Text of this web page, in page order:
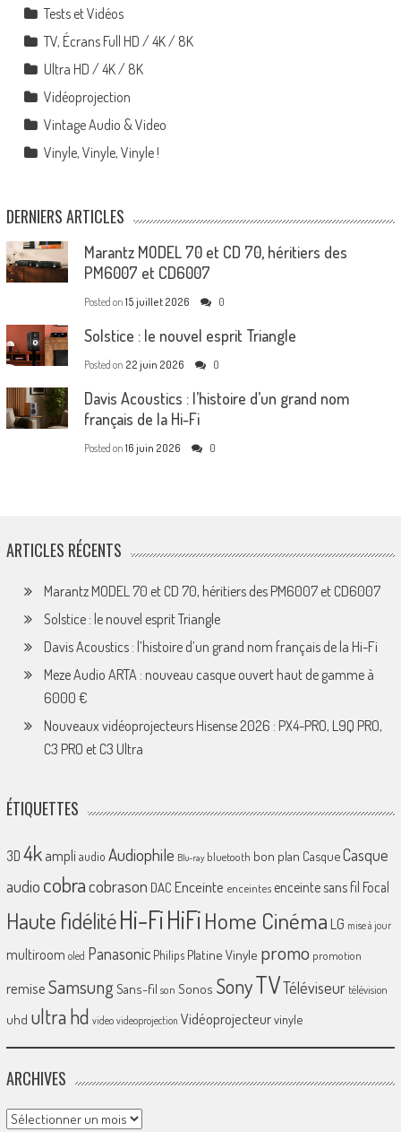
Tests et Vidéos
TV, Écrans Full HD / 4K / 8K
Ultra HD / 4K / 8K
Vidéoprojection
Vintage Audio & Video
Vinyle, Vinyle, Vinyle !
DERNIERS ARTICLES
Marantz MODEL 70 et CD 70, héritiers des
PM6007 et CD6007
Posted on 15 juillet 2026 0
Solstice : le nouvel esprit Triangle
Posted on 22 juin 2026 0
Davis Acoustics : l’histoire d’un grand nom
français de la Hi-Fi
Posted on 16 juin 2026 0
ARTICLES RÉCENTS
Marantz MODEL 70 et CD 70, héritiers des PM6007 et CD6007
Solstice : le nouvel esprit Triangle
Davis Acoustics : l’histoire d’un grand nom français de la Hi-Fi
Meze Audio ARTA : nouveau casque ouvert haut de gamme à
6000 €
Nouveaux vidéoprojecteurs Hisense 2026 : PX4-PRO, L9Q PRO,
C3 PRO et C3 Ultra
ÉTIQUETTES
3D 4k ampliaudio Audiophile Blu-ray bluetooth bon plan CasqueCasque
audio cobracobrason DAC Enceinte enceintes enceinte sans fil Focal
Haute fidélitéHi-FiHiFiHome Cinéma LG mise à jour
multiroom oled Panasonic Philips Platine Vinyle promo promotion
remiseSamsungSans-fil son Sonos SonyTVTéléviseur télévision
uhd ultra hd video videoprojection Vidéoprojecteurvinyle
ARCHIVES
Archives